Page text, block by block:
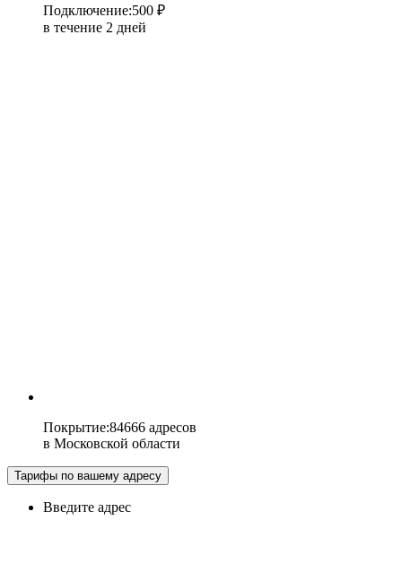
Подключение:500 ₽
в течение 2 дней
Покрытие:84666 адресов
в Московской области
Тарифы по вашему адресу
Введите адрес